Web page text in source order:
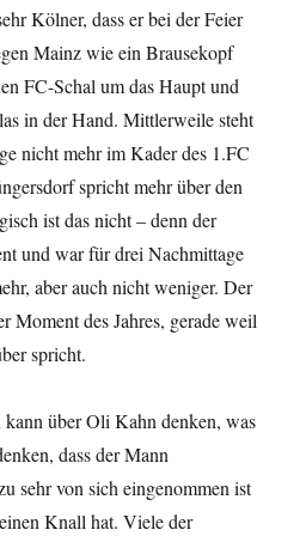
Kölner, dass er bei der Feier
Mainz wie ein Brausekopf
FC-Schal um das Haupt und
in der Hand. Mittlerweile steht
nicht mehr im Kader des 1.FC
spricht mehr über den
ist das nicht – denn der
und war für drei Nachmittage
aber auch nicht weniger. Der
Moment des Jahres, gerade weil
spricht.
über Oli Kahn denken, was
dass der Mann
sehr von sich eingenommen ist
Knall hat. Viele der